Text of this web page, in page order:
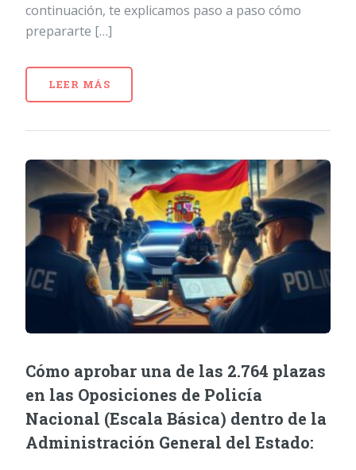
continuación, te explicamos paso a paso cómo
prepararte […]
LEER MÁS
Cómo aprobar una de las 2.764 plazas
en las Oposiciones de Policía
Nacional (Escala Básica) dentro de la
Administración General del Estado: